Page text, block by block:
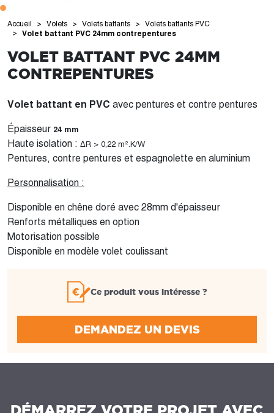
Accueil Volets Volets battants Volets battants PVC
Volet battant PVC 24mm contrepentures
VOLET BATTANT PVC 24MM
CONTREPENTURES
Volet battant en PVC avec pentures et contre pentures
Épaisseur 24 mm
Haute isolation : ΔR > 0,22 m².K/W
Pentures, contre pentures et espagnolette en aluminium
Personnalisation :
Disponible en chêne doré avec 28mm d'épaisseur
Renforts métalliques en option
Motorisation possible
Disponible en modèle volet coulissant
Ce produit vous intéresse ?
DEMANDEZ UN DEVIS